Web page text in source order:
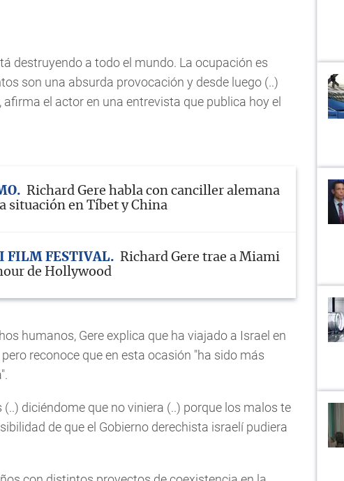
destruyendo a todo el mundo. La ocupación es
son una absurda provocación y desde luego (..)
el actor en una entrevista que publica hoy el
Richard Gere habla con canciller alemana
situación en Tíbet y China
FILM FESTIVAL
Richard Gere trae a Miami
de Hollywood
humanos, Gere explica que ha viajado a Israel en
reconoce que en esta ocasión "ha sido más
diciéndome que no viniera (..) porque los malos te
de que el Gobierno derechista israelí pudiera